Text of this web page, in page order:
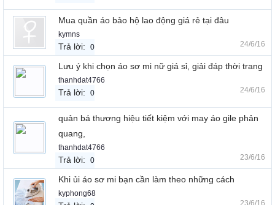
Mua quần áo bảo hộ lao động giá rẻ tại đâu
kymns
Trả lời: 0 24/6/16
Lưu ý khi chọn áo sơ mi nữ giá sỉ, giải đáp thời trang
thanhdat4766
Trả lời: 0 24/6/16
quản bá thương hiệu tiết kiệm với may áo gile phản
quang,
thanhdat4766
Trả lời: 0 23/6/16
Khi ủi áo sơ mi bạn cần làm theo những cách
kyphong68
23/6/16